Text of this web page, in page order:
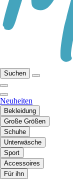
Suchen
Neuheiten
Bekleidung
Große Größen
Schuhe
Unterwäsche
Sport
Accessoires
Für ihn